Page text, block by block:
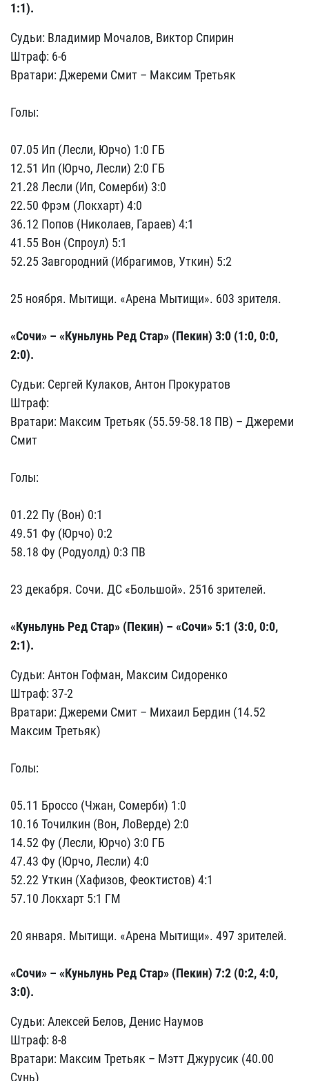
1:1).
Судьи: Владимир Мочалов, Виктор Спирин
Штраф: 6-6
Вратари: Джереми Смит – Максим Третьяк
Голы:
07.05 Ип (Лесли, Юрчо) 1:0 ГБ
12.51 Ип (Юрчо, Лесли) 2:0 ГБ
21.28 Лесли (Ип, Сомерби) 3:0
22.50 Фрэм (Локхарт) 4:0
36.12 Попов (Николаев, Гараев) 4:1
41.55 Вон (Спроул) 5:1
52.25 Завгородний (Ибрагимов, Уткин) 5:2
25 ноября. Мытищи. «Арена Мытищи». 603 зрителя.
«Сочи» – «Куньлунь Ред Стар» (Пекин) 3:0 (1:0, 0:0,
2:0).
Судьи: Сергей Кулаков, Антон Прокуратов
Штраф:
Вратари: Максим Третьяк (55.59-58.18 ПВ) – Джереми
Смит
Голы:
01.22 Пу (Вон) 0:1
49.51 Фу (Юрчо) 0:2
58.18 Фу (Родуолд) 0:3 ПВ
23 декабря. Сочи. ДС «Большой». 2516 зрителей.
«Куньлунь Ред Стар» (Пекин) – «Сочи» 5:1 (3:0, 0:0,
2:1).
Судьи: Антон Гофман, Максим Сидоренко
Штраф: 37-2
Вратари: Джереми Смит – Михаил Бердин (14.52
Максим Третьяк)
Голы:
05.11 Броссо (Чжан, Сомерби) 1:0
10.16 Точилкин (Вон, ЛоВерде) 2:0
14.52 Фу (Лесли, Юрчо) 3:0 ГБ
47.43 Фу (Юрчо, Лесли) 4:0
52.22 Уткин (Хафизов, Феоктистов) 4:1
57.10 Локхарт 5:1 ГМ
20 января. Мытищи. «Арена Мытищи». 497 зрителей.
«Сочи» – «Куньлунь Ред Стар» (Пекин) 7:2 (0:2, 4:0,
3:0).
Судьи: Алексей Белов, Денис Наумов
Штраф: 8-8
Вратари: Максим Третьяк – Мэтт Джурусик (40.00
Сунь)